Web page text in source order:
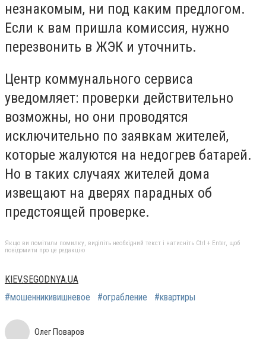
незнакомым, ни под каким предлогом.
Если к вам пришла комиссия, нужно
перезвонить в ЖЭК и уточнить.
Центр коммунального сервиса
уведомляет: проверки действительно
возможны, но они проводятся
исключительно по заявкам жителей,
которые жалуются на недогрев батарей.
Но в таких случаях жителей дома
извещают на дверях парадных об
предстоящей проверке.
Якщо ви помітили помилку, виділіть необхідний текст і натисніть Ctrl + Enter, щоб
повідомити про це редакцію
KIEV.SEGODNYA.UA
#мошенникивишневое
#ограбление #квартиры
Олег Поваров